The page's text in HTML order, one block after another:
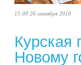
15:09 26 октября 2010
Курская
Новому